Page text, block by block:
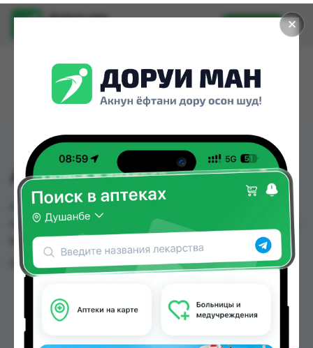
✕
Доруи ман
Установить
АНУЗОЛ СУПАЗИТОРИ
АНУЗОЛ СУПАЗИТОРИ можно купить или
заказать в аптеках, Эколайф по цене от 10.00 TJS
в Душанбе и других городах Таджикистана
Цена: от
10.00 TJS